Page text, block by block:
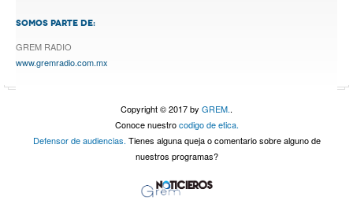
SOMOS PARTE DE:
GREM RADIO
www.gremradio.com.mx
Copyright © 2017 by GREM..
Conoce nuestrocodigo de etica.
Defensor de audiencias. Tienes alguna queja o comentario sobre alguno de
nuestros programas?